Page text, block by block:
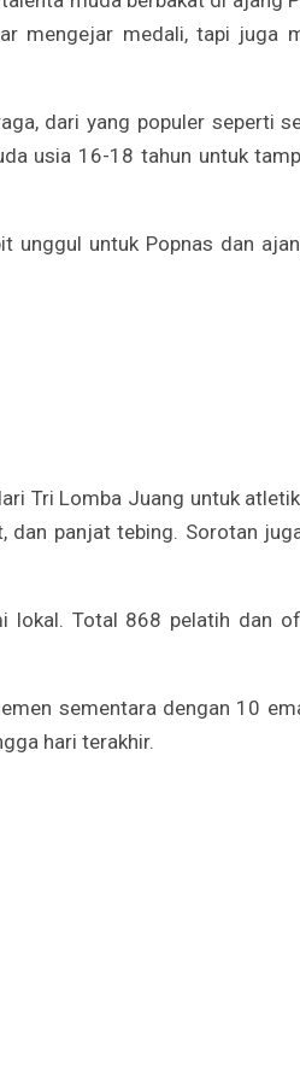
mengejar medali, tapi juga
dari yang populer seperti
usia 16-18 tahun untuk
untuk Popnas dan
Tri Lomba Juang untuk
panjat tebing. Sorotan
lokal. Total 868 pelatih dan
sementara dengan 10
hari terakhir.